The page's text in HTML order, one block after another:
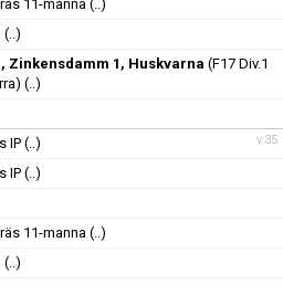
11-manna (..)
(..)
Zinkensdamm 1, Huskvarna (F17 Div.1
(..)
v.35
IP (..)
IP (..)
11-manna (..)
(..)